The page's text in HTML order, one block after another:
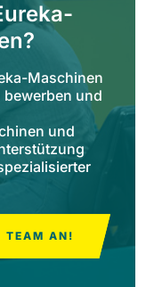
h
h
m²/h
m²/h
m²/h
Maschinen
und
und
TEAM AN!